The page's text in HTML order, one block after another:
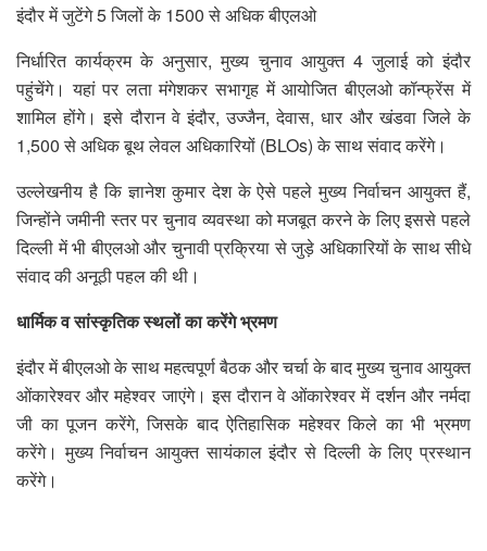
इंदौर में जुटेंगे 5 जिलों के 1500 से अधिक बीएलओ
निर्धारित कार्यक्रम के अनुसार, मुख्य चुनाव आयुक्त 4 जुलाई को इंदौर
पहुंचेंगे। यहां पर लता मंगेशकर सभागृह में आयोजित बीएलओ कॉन्फ्रेंस में
शामिल होंगे। इसे दौरान वे इंदौर, उज्जैन, देवास, धार और खंडवा जिले के
1,500 से अधिक बूथ लेवल अधिकारियों (BLOs) के साथ संवाद करेंगे।
उल्लेखनीय है कि ज्ञानेश कुमार देश के ऐसे पहले मुख्य निर्वाचन आयुक्त हैं,
जिन्होंने जमीनी स्तर पर चुनाव व्यवस्था को मजबूत करने के लिए इससे पहले
दिल्ली में भी बीएलओ और चुनावी प्रक्रिया से जुड़े अधिकारियों के साथ सीधे
संवाद की अनूठी पहल की थी।
धार्मिक व सांस्कृतिक स्थलों का करेंगे भ्रमण
इंदौर में बीएलओ के साथ महत्वपूर्ण बैठक और चर्चा के बाद मुख्य चुनाव आयुक्त
ओंकारेश्वर और महेश्वर जाएंगे। इस दौरान वे ओंकारेश्वर में दर्शन और नर्मदा
जी का पूजन करेंगे, जिसके बाद ऐतिहासिक महेश्वर किले का भी भ्रमण
करेंगे। मुख्य निर्वाचन आयुक्त सायंकाल इंदौर से दिल्ली के लिए प्रस्थान
करेंगे।